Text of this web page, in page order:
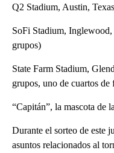
Q2 Stadium, Austin,
SoFi Stadium,
grupos)
State Farm Stadium,
grupos, uno de cuartos de
“Capitán”, la mascota de
Durante el sorteo de este
asuntos relacionados al